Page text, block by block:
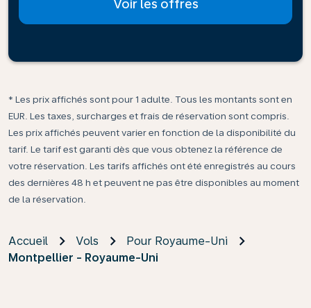
Voir les offres
* Les prix affichés sont pour 1 adulte. Tous les montants sont en
EUR. Les taxes, surcharges et frais de réservation sont compris.
Les prix affichés peuvent varier en fonction de la disponibilité du
tarif. Le tarif est garanti dès que vous obtenez la référence de
votre réservation. Les tarifs affichés ont été enregistrés au cours
des dernières 48 h et peuvent ne pas être disponibles au moment
de la réservation.
Accueil Vols
Pour Royaume-Uni
Montpellier - Royaume-Uni